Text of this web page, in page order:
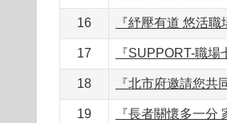
16 『紓壓有道 悠活
17 『SUPPORT-職
18 『北市府邀請您
19 『長者關懷多一分